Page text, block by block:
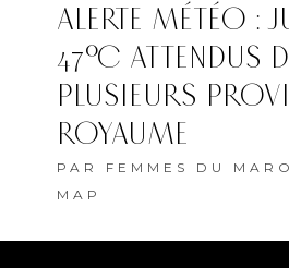
ALERTE MÉTÉO :
47°C ATTENDUS
PLUSIEURS
ROYAUME
PAR FEMMES DU
MAP